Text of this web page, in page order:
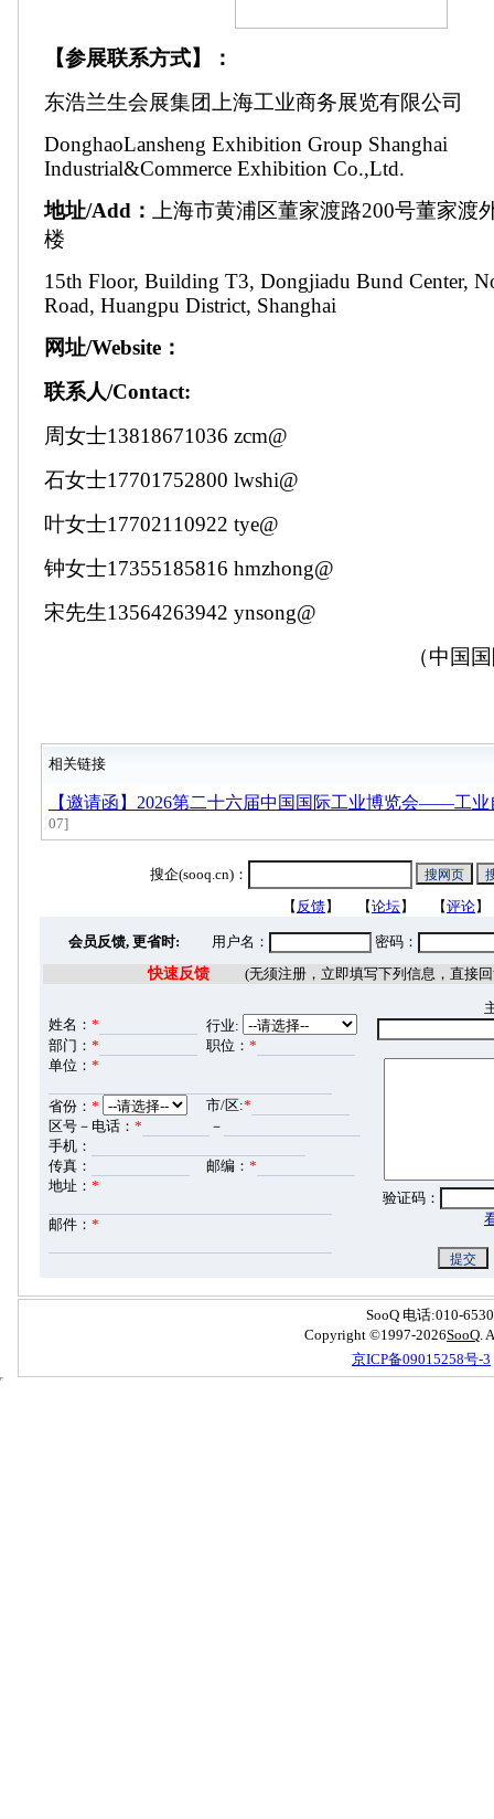
【参展联系方式】：
东浩兰生会展集团上海工业商务展览有限公司
DonghaoLansheng Exhibition Group Shanghai
Industrial&Commerce Exhibition Co.,Ltd.
地址/Add：
上海市黄浦区董家渡路200号董家渡
楼
15th Floor, Building T3, Dongjiadu Bund Center,
Road, Huangpu District, Shanghai
网址/Website：
联系人/Contact:
周女士13818671036 zcm@
石女士17701752800 lwshi@
叶女士17702110922 tye@
钟女士17355185816 hmzhong@
宋先生13564263942 ynsong@
（中国
相关链接
【邀请函】2026第二十六届中国国际工业博览会——工业
07]
搜企(sooq.cn)：
【 反馈】 【论坛】 【评论
会员反馈, 更省时: 用户名：
密码：
快速反馈(无须注册，立即填写下列信息，直接回
姓名： *
行业:
部门： * 职位： *
单位： *
省份： * 市/区:*
区号－电话： *
－
手机：
传真：
邮编： *
地址： *
邮件： *
验证码：
SooQ 电话:010-
Copyright ©1997-2026SooQ.
京ICP备09015258号-3